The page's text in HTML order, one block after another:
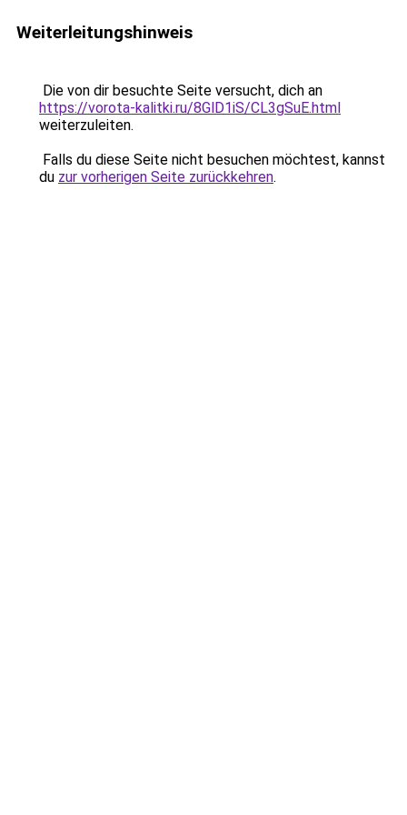
Weiterleitungshinweis
Die von dir besuchte Seite versucht, dich an
https://vorota-kalitki.ru/8GlD1iS/CL3gSuE.html
weiterzuleiten.
Falls du diese Seite nicht besuchen möchtest, kannst
du zur vorherigen Seite zurückkehren.